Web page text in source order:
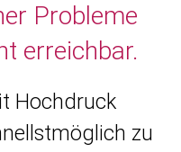
Probleme
erreichbar.
Hochdruck
zu